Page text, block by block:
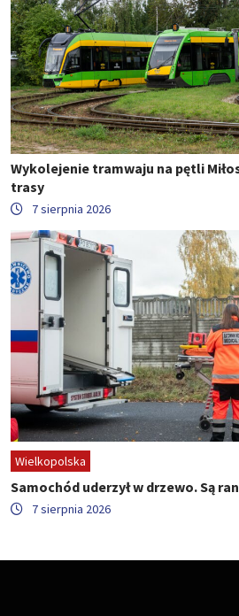
Wykolejenie tramwaju na pętli
trasy
7 sierpnia 2026
Wielkopolska
Samochód uderzył w drzewo. Są
7 sierpnia 2026